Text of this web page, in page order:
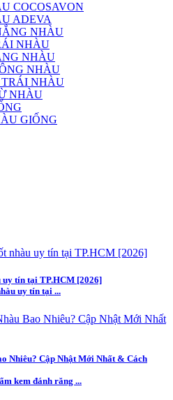
COCOSAVON
ADEVA
NHÀU
NHÀU
NHÀU
NHÀU
NHÀU
NHÀU
GIỐNG
uy tín tại TP.HCM [2026]
uy tín tại ...
Nhiêu? Cập Nhật Mới Nhất & Cách
kem đánh răng ...